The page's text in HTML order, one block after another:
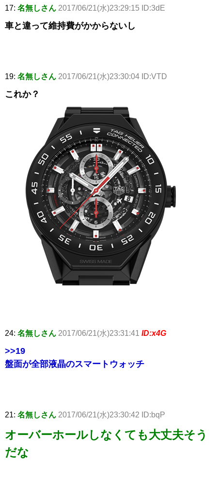
17: 名無しさん 2017/06/21(水)23:29:15 ID:3dE
車と違って維持費がかからないし
19: 名無しさん 2017/06/21(水)23:30:04 ID:VTD
これか？
24: 名無しさん 2017/06/21(水)23:31:41 ID:x4G
>>19
盤面が全部液晶のスマートウォッチ
21: 名無しさん 2017/06/21(水)23:30:42 ID:bqP
オーバーホールしなくても大丈夫そう
だな